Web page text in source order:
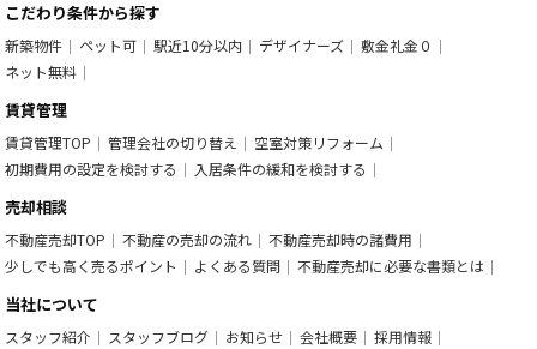
こだわり条件から探す
新築物件 ペット可 駅近10分以内 デザイナーズ
敷金礼金０
ネット無料
賃貸管理
賃貸管理TOP 管理会社の切り替え
空室対策リフォーム
初期費用の設定を検討する
入居条件の緩和を検討する
売却相談
不動産売却TOP 不動産の売却の流れ
不動産売却時の諸費用
少しでも高く売るポイント
よくある質問 不動産売却に必要な書類とは
当社について
スタッフ紹介 スタッフブログ お知らせ 会社概要
採用情報